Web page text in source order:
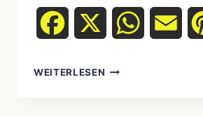
Facebook WhatsApp
WEITERLESEN